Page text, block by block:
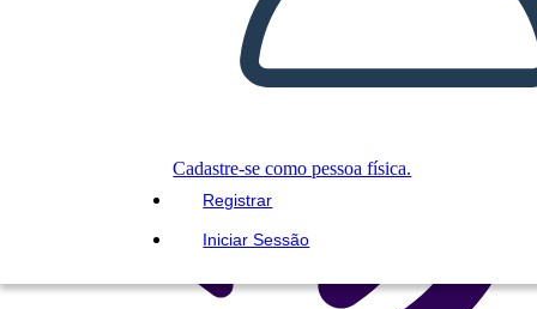
Cadastre-se como pessoa física.
Registrar
Iniciar Sessão